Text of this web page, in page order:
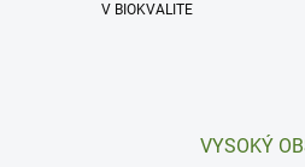
V BIOKVALITE
VYSOKÝ